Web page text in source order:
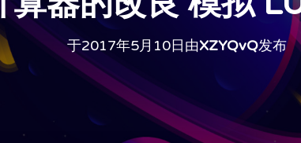
于2017年5月10日由XZYQvQ发布